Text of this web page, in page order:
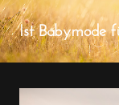
Ist Babymode